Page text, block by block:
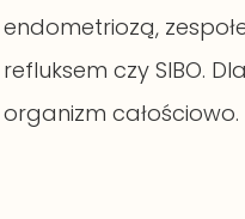
endometriozą,
refluksem czy SIBO.
organizm całościowo.